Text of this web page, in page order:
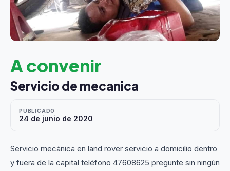
A convenir
Servicio de mecanica
PUBLICADO
24 de junio de 2020
Servicio mecánica en land rover servicio a domicilio dentro
y fuera de la capital teléfono 47608625 pregunte sin ningún